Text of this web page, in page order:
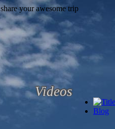
Videos
Blog